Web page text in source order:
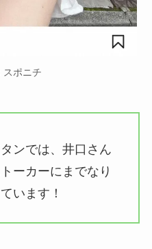
スポニチ
ンでは、井口さん
ーカーにまでなり
います！